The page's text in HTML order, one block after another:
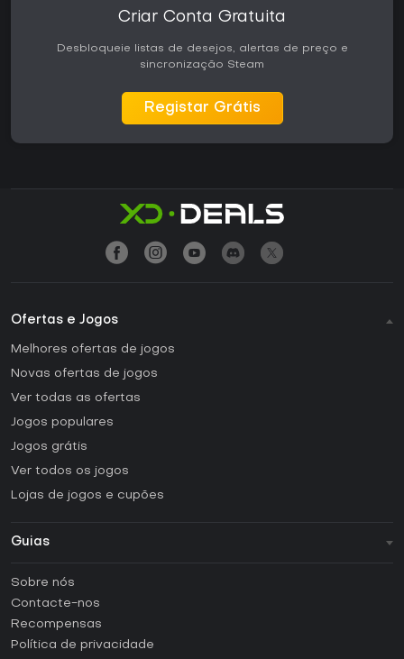
Criar Conta Gratuita
Desbloqueie listas de desejos, alertas de preço e
sincronização Steam
Registar Grátis
Ofertas e Jogos
Melhores ofertas de jogos
Novas ofertas de jogos
Ver todas as ofertas
Jogos populares
Jogos grátis
Ver todos os jogos
Lojas de jogos e cupões
Guias
Como ativar uma CD Key Steam?
Como ativar uma CD Key Epic Games?
Sobre nós
Contacte-nos
Recompensas
Política de privacidade